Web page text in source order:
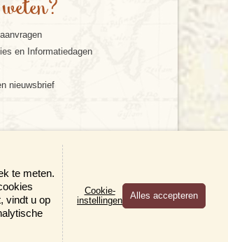
en Informatiedagen
nieuwsbrief
te meten.
vindt u op
Cookie-
instellingen